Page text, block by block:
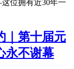
位拥有近30年一
｜第十届元
永不谢幕